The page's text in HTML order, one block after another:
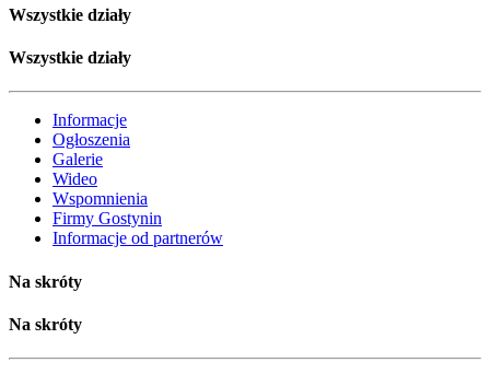
Wszystkie działy
Wszystkie działy
Informacje
Ogłoszenia
Galerie
Wideo
Wspomnienia
Firmy Gostynin
Informacje od partnerów
Na skróty
Na skróty